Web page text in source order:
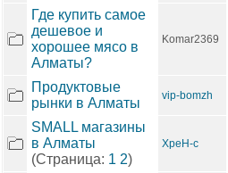
Где купить самое
дешевое и
хорошее мясо в
Алматы?
Komar2369
Продуктовые
рынки в Алматы
vip-bomzh
SMALL магазины
в Алматы
(Страница: 1 2)
XpeH-c